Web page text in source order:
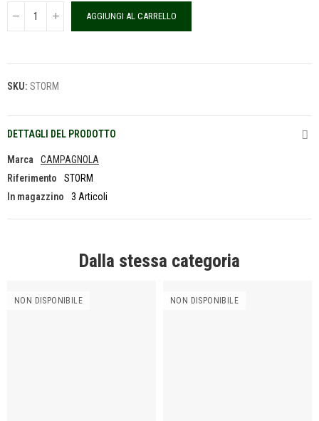
AGGIUNGI AL CARRELLO
SKU: STORM
DETTAGLI DEL PRODOTTO
Marca
CAMPAGNOLA
Riferimento
STORM
In magazzino
3 Articoli
Dalla stessa categoria
NON DISPONIBILE NON DISPONIBILE